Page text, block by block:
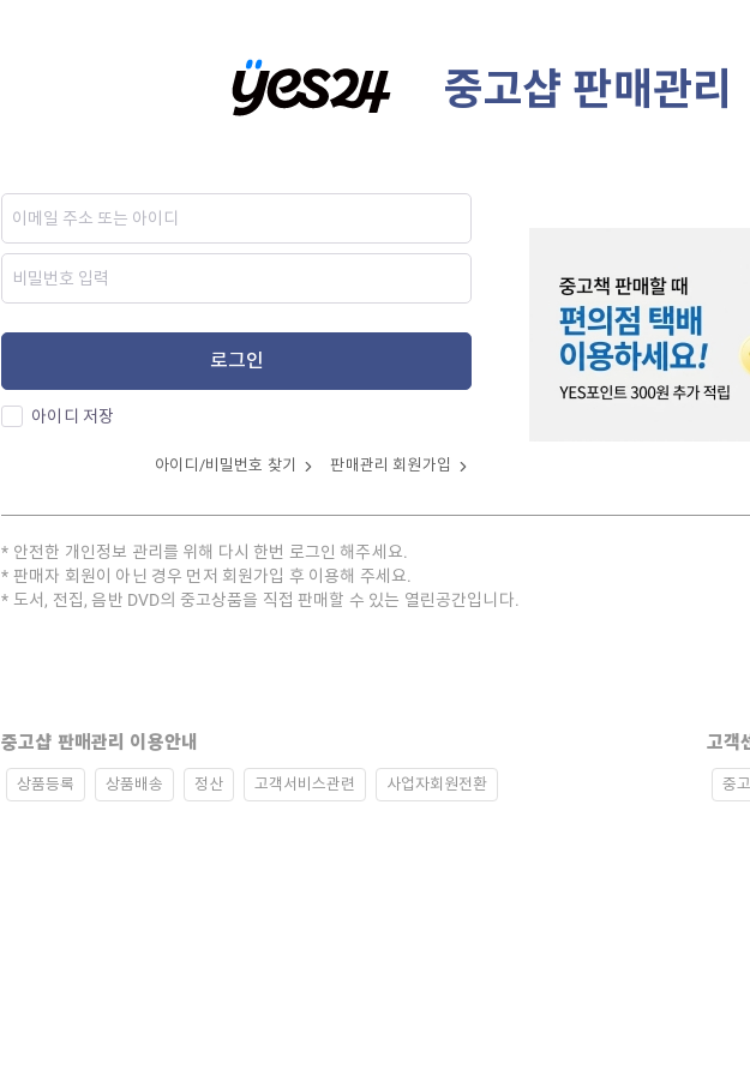
중고샵 판매관리
로그인
아이디 저장
아이디/비밀번호 찾기 판매관리 회원가입
안전한 개인정보 관리를 위해 다시 한번 로그인 해주세요.
판매자 회원이 아닌 경우 먼저 회원가입 후 이용해 주세요.
도서, 전집, 음반 DVD의 중고상품을 직접 판매할 수 있는 열린공간입니다.
중고샵 판매관리 이용안내
상품등록 상품배송 정산 고객서비스관련 사업자회원전환
고객
중